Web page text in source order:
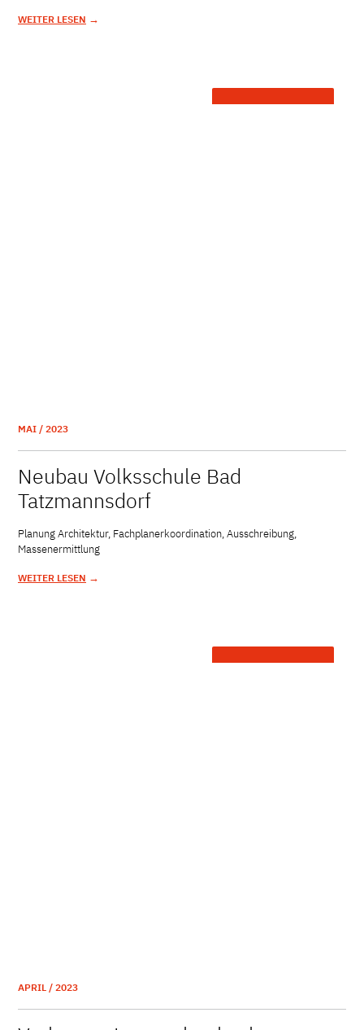
WEITER LESEN →
MAI / 2023
Neubau Volksschule Bad
Tatzmannsdorf
Planung Architektur, Fachplanerkoordination, Ausschreibung,
Massenermittlung
WEITER LESEN →
APRIL / 2023